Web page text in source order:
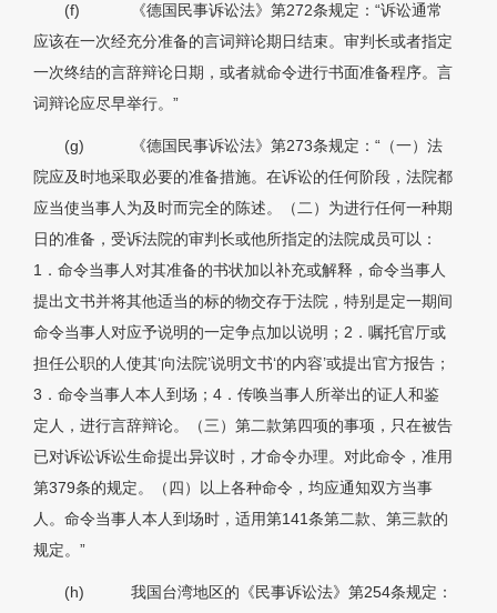
(f)
《德国民事诉讼法》第272条规定：“诉讼通常
应该在一次经充分准备的言词辩论期日结束。审判长或者指定
一次终结的言辞辩论日期，或者就命令进行书面准备程序。言
词辩论应尽早举行。”
(g)
《德国民事诉讼法》第273条规定：“（一）法
院应及时地采取必要的准备措施。在诉讼的任何阶段，法院都
应当使当事人为及时而完全的陈述。（二）为进行任何一种期
日的准备，受诉法院的审判长或他所指定的法院成员可以：
1．命令当事人对其准备的书状加以补充或解释，命令当事人
提出文书并将其他适当的标的物交存于法院，特别是定一期间
命令当事人对应予说明的一定争点加以说明；2．嘱托官厅或
担任公职的人使其‘向法院’说明文书‘的内容’或提出官方报告；
3．命令当事人本人到场；4．传唤当事人所举出的证人和鉴
定人，进行言辞辩论。（三）第二款第四项的事项，只在被告
已对诉讼诉讼生命提出异议时，才命令办理。对此命令，准用
第379条的规定。（四）以上各种命令，均应通知双方当事
人。命令当事人本人到场时，适用第141条第二款、第三款的
规定。”
(h)
我国台湾地区的《民事诉讼法》第254条规定：